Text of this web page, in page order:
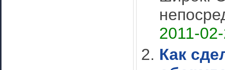
2011-
Как